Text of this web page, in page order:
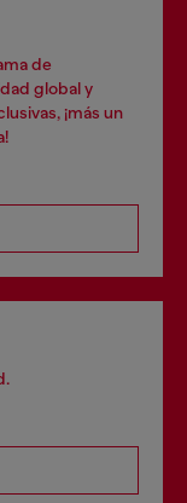
de
global y
¡más un